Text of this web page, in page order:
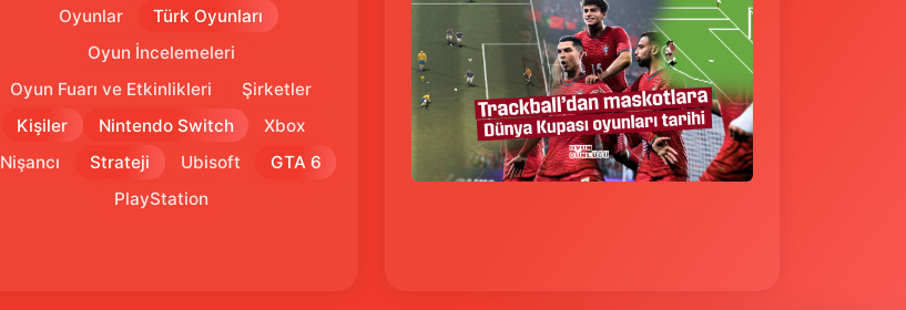
Oyunlar
Türk Oyunları
Oyun İncelemeleri
Oyun Fuarı ve Etkinlikleri
Şirketler
Kişiler
Nintendo Switch
Xbox
Nişancı
Strateji Ubisoft
GTA 6
PlayStation